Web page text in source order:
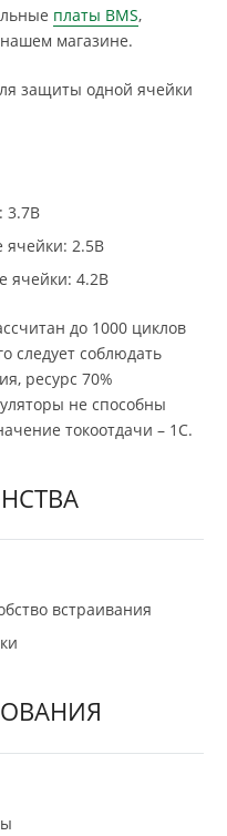
платы BMS,
магазине.
защиты одной ячейки
3.7В
2.5В
ячейки: 4.2В
до 1000 циклов
следует соблюдать
ресурс 70%
не способны
токоотдачи – 1C.
встраивания